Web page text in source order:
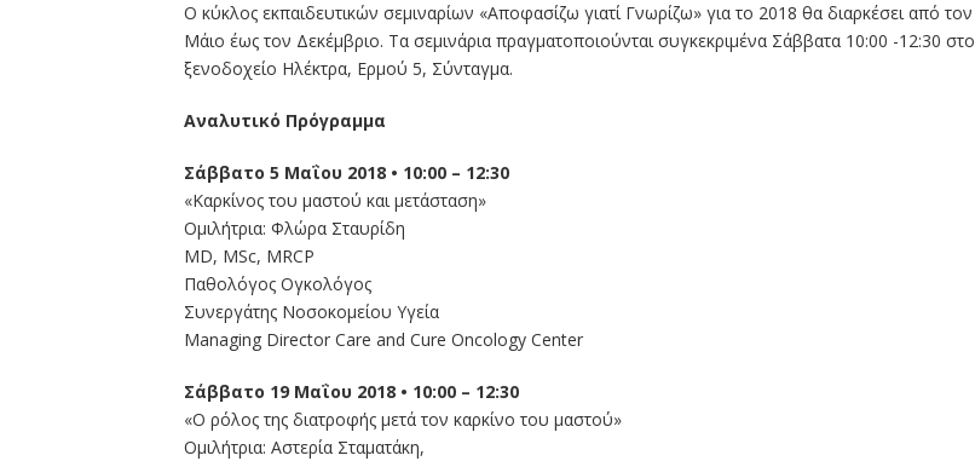
Ο κύκλος εκπαιδευτικών σεμιναρίων «Αποφασίζω γιατί Γνωρίζω» για το 2018 θα διαρκέσει από τον
Μάιο έως τον Δεκέμβριο. Τα σεμινάρια πραγματοποιούνται συγκεκριμένα Σάββατα 10:00 -12:30 στο
ξενοδοχείο Ηλέκτρα, Ερμού 5, Σύνταγμα.
Αναλυτικό Πρόγραμμα
Σάββατο 5 Μαΐου 2018 • 10:00 – 12:30
«Καρκίνος του μαστού και μετάσταση»
Ομιλήτρια: Φλώρα Σταυρίδη
MD, MSc, MRCP
Παθολόγος Ογκολόγος
Συνεργάτης Νοσοκομείου Υγεία
Managing Director Care and Cure Oncology Center
Σάββατο 19 Μαΐου 2018 • 10:00 – 12:30
«Ο ρόλος της διατροφής μετά τον καρκίνο του μαστού»
Ομιλήτρια: Αστερία Σταματάκη,